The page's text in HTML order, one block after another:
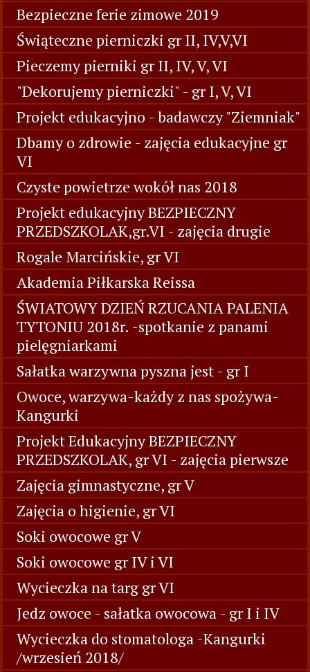
Bezpieczne ferie zimowe 2019
Świąteczne pierniczki gr II, IV,V,VI
Pieczemy pierniki gr II, IV, V, VI
"Dekorujemy pierniczki" - gr I, V, VI
Projekt edukacyjno - badawczy "Ziemniak"
Dbamy o zdrowie - zajęcia edukacyjne gr
VI
Czyste powietrze wokół nas 2018
Projekt edukacyjny BEZPIECZNY
PRZEDSZKOLAK,gr.VI - zajęcia drugie
Rogale Marcińskie, gr VI
Akademia Piłkarska Reissa
ŚWIATOWY DZIEŃ RZUCANIA PALENIA
TYTONIU 2018r. -spotkanie z panami
pielęgniarkami
Sałatka warzywna pyszna jest - gr I
Owoce, warzywa-każdy z nas spożywa-
Kangurki
Projekt Edukacyjny BEZPIECZNY
PRZEDSZKOLAK, gr VI - zajęcia pierwsze
Zajęcia gimnastyczne, gr V
Zajęcia o higienie, gr VI
Soki owocowe gr V
Soki owocowe gr IV i VI
Wycieczka na targ gr VI
Jedz owoce - sałatka owocowa - gr I i IV
Wycieczka do stomatologa -Kangurki
/wrzesień 2018/